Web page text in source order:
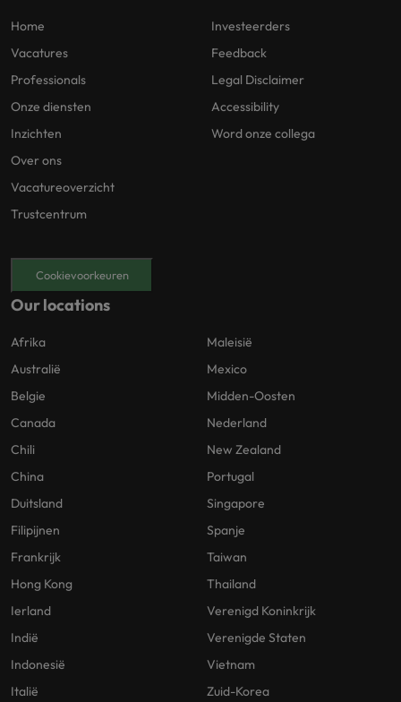
Home
Vacatures
Professionals
Onze diensten
Inzichten
Over ons
Vacatureoverzicht
Trustcentrum
Investeerders
Feedback
Legal Disclaimer
Accessibility
Word onze collega
Cookievoorkeuren
Our locations
Afrika
Australië
Belgie
Canada
Chili
China
Duitsland
Filipijnen
Frankrijk
Hong Kong
Ierland
Indië
Indonesië
Italië
Maleisië
Mexico
Midden-Oosten
Nederland
New Zealand
Portugal
Singapore
Spanje
Taiwan
Thailand
Verenigd Koninkrijk
Verenigde Staten
Vietnam
Zuid-Korea